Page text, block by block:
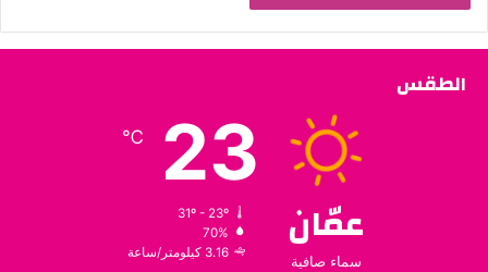
الطقس
عمّان
سماء صافية
23
℃
31º - 23º
70%
3.16 كيلومتر/ساعة